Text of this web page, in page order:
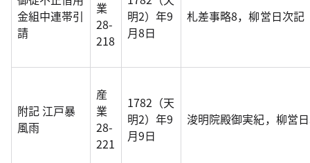
金組中連帯引
請
業
28-
218
明2）年9
月8日
札差事略8，柳営日次記
附記 江戸暴
風雨
産
業
28-
221
1782（天
明2）年9
月9日
浚明院殿御実紀，柳営